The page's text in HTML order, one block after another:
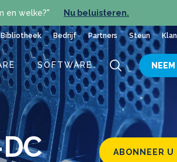
en welke?" Nu beluisteren.
Bibliotheek Bedrijf Partners Steun
SOFTWARE
ABONNEER U